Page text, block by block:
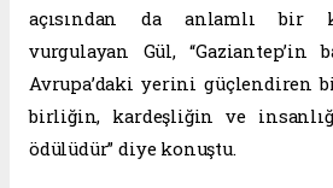
açısından da anlamlı bir
vurgulayan Gül, “Gaziantep’in
Avrupa’daki yerini güçlendiren
birliğin, kardeşliğin ve
ödülüdür” diye konuştu.